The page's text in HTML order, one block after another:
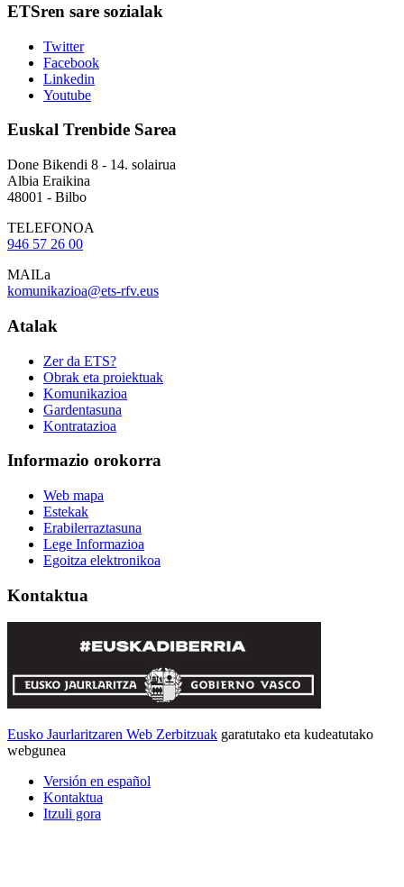
ETSren sare sozialak
Twitter
Facebook
Linkedin
Youtube
Euskal Trenbide Sarea
Done Bikendi 8 - 14. solairua
Albia Eraikina
48001 - Bilbo
TELEFONOA
946 57 26 00
MAILa
komunikazioa@ets-rfv.eus
Atalak
Zer da ETS?
Obrak eta proiektuak
Komunikazioa
Gardentasuna
Kontratazioa
Informazio orokorra
Web mapa
Estekak
Erabilerraztasuna
Lege Informazioa
Egoitza elektronikoa
Kontaktua
Eusko Jaurlaritzaren Web Zerbitzuak garatutako eta kudeatutako
webgunea
Versión en español
Kontaktua
Itzuli gora